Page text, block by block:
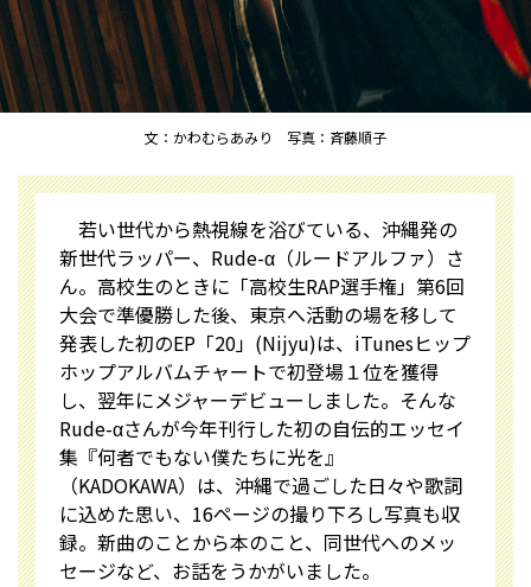
文：かわむらあみり 写真：斉藤順子
若い世代から熱視線を浴びている、沖縄発の
新世代ラッパー、Rude-α（ルードアルファ）さ
ん。高校生のときに「高校生RAP選手権」第6回
大会で準優勝した後、東京へ活動の場を移して
発表した初のEP「20」(Nijyu)は、iTunesヒップ
ホップアルバムチャートで初登場１位を獲得
し、翌年にメジャーデビューしました。そんな
Rude-αさんが今年刊行した初の自伝的エッセイ
集『何者でもない僕たちに光を』
（KADOKAWA）は、沖縄で過ごした日々や歌詞
に込めた思い、16ページの撮り下ろし写真も収
録。新曲のことから本のこと、同世代へのメッ
セージなど、お話をうかがいました。